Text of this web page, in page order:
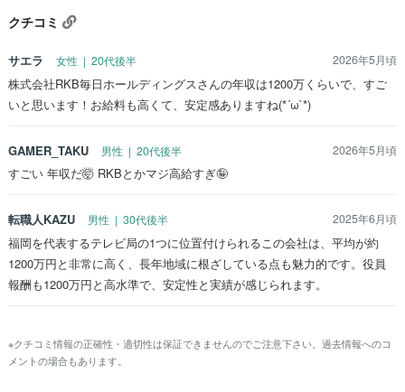
クチコミ
サエラ 女性 | 20代後半 2026年5月頃
株式会社RKB毎日ホールディングスさんの年収は1200万くらいで、すご
いと思います！お給料も高くて、安定感ありますね(*´ω`*)
GAMER_TAKU 男性 | 20代後半 2026年5月頃
すごい 年収だ🤯 RKBとかマジ高給すぎ🤪
転職人KAZU 男性 | 30代後半 2025年6月頃
福岡を代表するテレビ局の1つに位置付けられるこの会社は、平均が約
1200万円と非常に高く、長年地域に根ざしている点も魅力的です。役員
報酬も1200万円と高水準で、安定性と実績が感じられます。
※クチコミ情報の正確性・適切性は保証できませんのでご注意下さい。過去情報へのコ
メントの場合もあります。